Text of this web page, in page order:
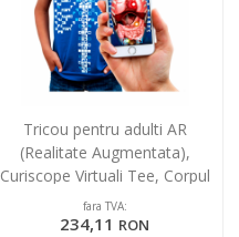
Tricou pentru adulti AR
(Realitate Augmentata),
Curiscope Virtuali Tee, Corpul
uman, marimea L
fara TVA:
234,11 RON